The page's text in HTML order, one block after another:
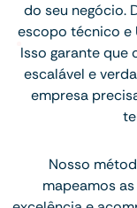
do seu negócio.
escopo técnico e
Isso garante que
escalável e
empresa
Nosso
mapeamos